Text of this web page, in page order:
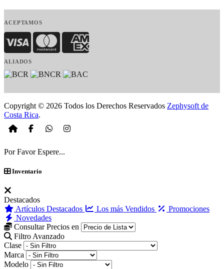
ACEPTAMOS
Visa MasterCardAmerican Express
ALIADOS
Copyright © 2026 Todos los Derechos Reservados Zephysoft de
Costa Rica.
Por Favor Espere...
Inventario
Destacados
Artículos Destacados
Los más Vendidos
Promociones
Novedades
Consultar Precios en
Filtro Avanzado
Clase
Marca
Modelo